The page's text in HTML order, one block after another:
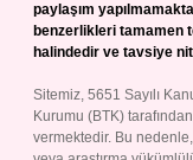
paylaşım
benzerlikleri tamamen
halindedir ve tavsiye
Sitemiz, 5651 Sayılı
Kurumu (BTK)
vermektedir. Bu